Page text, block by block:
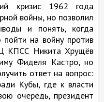
кризис 1962 года
войны, но позволил
и понять, когда
на войну против
КПСС Никита Хрущёв
Фиделя Кастро, но
ответ на вопрос:
Кубы, где к власти
очередь, президент